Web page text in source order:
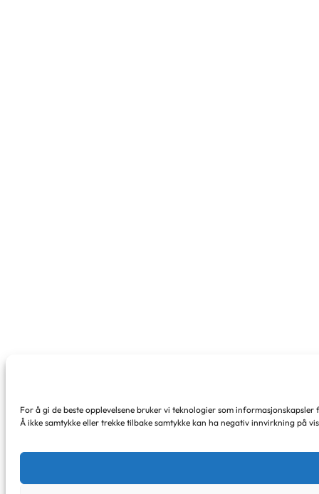
For å gi de beste opplevelsene bruker vi teknologier som
Å ikke samtykke eller trekke tilbake samtykke kan ha negativ innvirkning på